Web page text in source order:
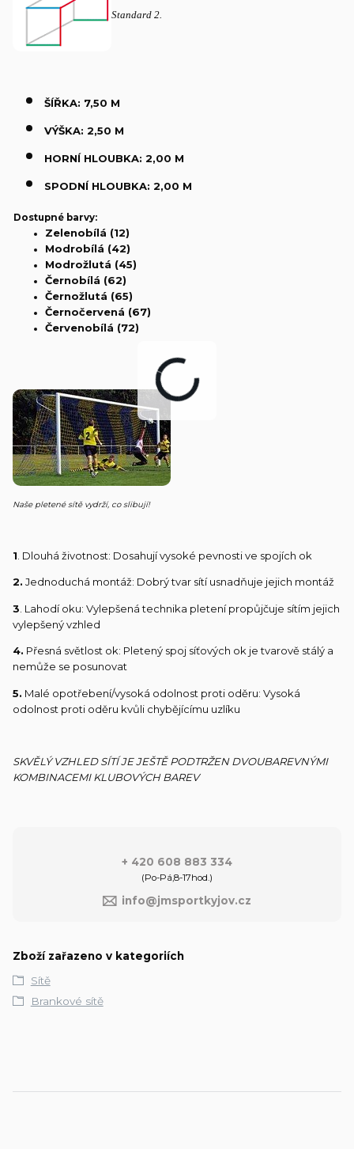
Standard 2.
ŠÍŘKA: 7,50 M
VÝŠKA: 2,50 M
HORNÍ HLOUBKA: 2,00 M
SPODNÍ HLOUBKA: 2,00 M
Dostupné barvy:
Zelenobílá (12)
Modrobílá (42)
Modrožlutá (45)
Černobílá (62)
Černožlutá (65)
Černočervená (67)
Červenobílá (72)
Naše pletené sítě vydrží, co slibují!
1 . Dlouhá životnost: Dosahují vysoké pevnosti ve spojích ok
2. Jednoduchá montáž: Dobrý tvar sítí usnadňuje jejich montáž
3 . Lahodí oku: Vylepšená technika pletení propůjčuje sítím jejich
vylepšený vzhled
4. Přesná světlost ok: Pletený spoj síťových ok je tvarově stálý a
nemůže se posunovat
5. Malé opotřebení/vysoká odolnost proti oděru: Vysoká
odolnost proti oděru kvůli chybějícímu uzlíku
SKVĚLÝ VZHLED SÍTÍ JE JEŠTĚ PODTRŽEN DVOUBAREVNÝMI
KOMBINACEMI KLUBOVÝCH BAREV
+ 420 608 883 334
(Po-Pá,8-17hod.)
info@jmsportkyjov.cz
Zboží zařazeno v kategoriích
Sítě
Brankové sítě